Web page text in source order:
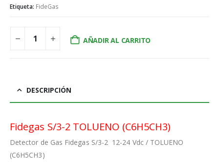
Etiqueta: FideGas
AÑADIR AL CARRITO
DESCRIPCIÓN
Fidegas S/3-2 TOLUENO (C6H5CH3)
Detector de Gas Fidegas S/3-2 12-24 Vdc / TOLUENO
(C6H5CH3)